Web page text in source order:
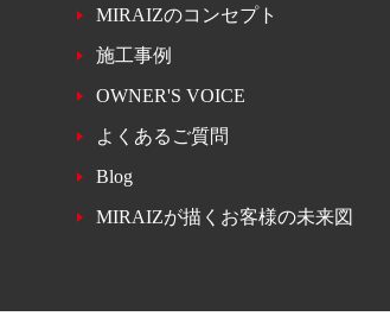
MIRAIZのコンセプト
施工事例
OWNER'S VOICE
よくあるご質問
Blog
MIRAIZが描くお客様の未来図